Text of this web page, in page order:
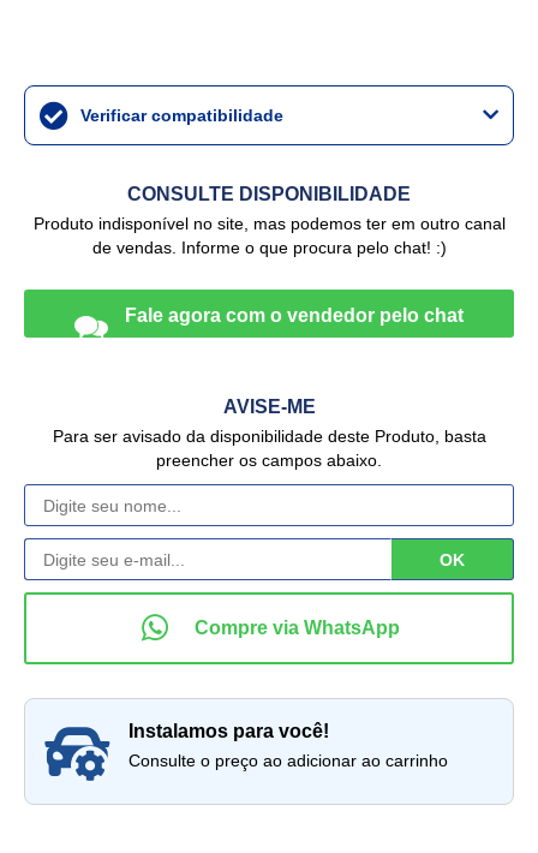
Verificar compatibilidade
CONSULTE DISPONIBILIDADE
Produto indisponível no site, mas podemos ter em outro canal
de vendas. Informe o que procura pelo chat! :)
AVISE-ME
Para ser avisado da disponibilidade deste Produto, basta
preencher os campos abaixo.
instalamos para você!
Consulte o preço ao adicionar ao carrinho